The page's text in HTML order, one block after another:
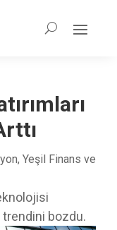
, Yeşil Finans ve
trendini bozdu.